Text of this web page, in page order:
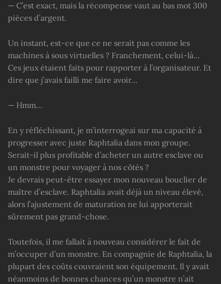
— C’est exact, mais la récompense vaut au bas mot 300
pièces d’argent.
Un instant, est-ce que ce ne serait pas comme les
machines à sous virtuelles ? Franchement, celui-là…
Ces jeux étaient faits pour rapporter à l’organisateur. Et
dire que j’avais failli me faire avoir…
— Hmm…
En y réfléchissant, je m’interrogeai sur ma capacité à
progresser avec juste Raphtalia dans mon groupe.
Serait-il plus profitable d’acheter un autre esclave ou
un monstre pour voyager à nos côtés ?
Je devrais peut-être essayer mon nouveau bouclier de
maître d’esclave. Raphtalia avait déjà un niveau élevé,
alors l’ajustement de maturation ne lui apporterait
sûrement pas grand-chose.
Toutefois, il me fallait à nouveau considérer le fait de
m’occuper d’un monstre. En compagnie de Raphtalia, la
plupart des coûts couvraient son équipement. Il y avait
néanmoins de bonnes chances qu’un monstre n’ait